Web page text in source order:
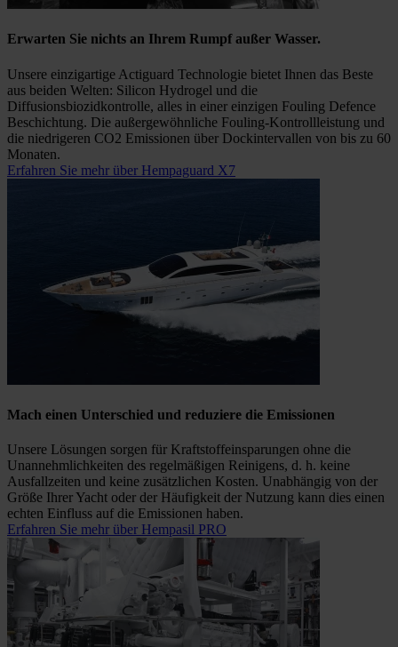
Erwarten Sie nichts an Ihrem Rumpf außer Wasser.
Unsere einzigartige Actiguard Technologie bietet Ihnen das Beste
aus beiden Welten: Silicon Hydrogel und die
Diffusionsbiozidkontrolle, alles in einer einzigen Fouling Defence
Beschichtung. Die außergewöhnliche Fouling-Kontrollleistung und
die niedrigeren CO2 Emissionen über Dockintervallen von bis zu 60
Monaten.
Erfahren Sie mehr über Hempaguard X7
Mach einen Unterschied und reduziere die Emissionen
Unsere Lösungen sorgen für Kraftstoffeinsparungen ohne die
Unannehmlichkeiten des regelmäßigen Reinigens, d. h. keine
Ausfallzeiten und keine zusätzlichen Kosten. Unabhängig von der
Größe Ihrer Yacht oder der Häufigkeit der Nutzung kann dies einen
echten Einfluss auf die Emissionen haben.
Erfahren Sie mehr über Hempasil PRO